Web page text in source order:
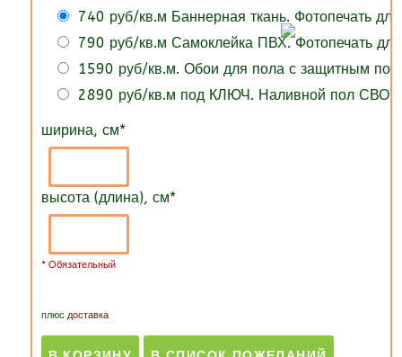
740 руб/кв.м Баннерная ткань. Фотопечать
790 руб/кв.м Самоклейка ПВХ. Фотопечать
1590 руб/кв.м. Обои для пола с защитным
2890 руб/кв.м под КЛЮЧ. Наливной пол
ширина, см*
высота (длина), см*
* Обязательный
плюс доставка